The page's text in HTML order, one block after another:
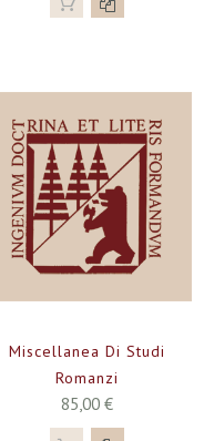
Miscellanea Di Studi
Romanzi
85,00 €